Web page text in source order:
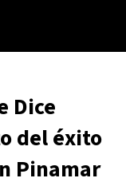
Dice
del éxito
Pinamar